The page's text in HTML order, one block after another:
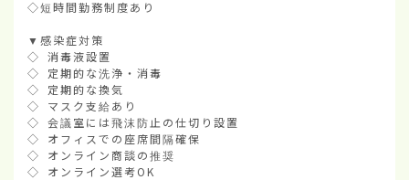
◇短時間勤務制度あり
▼感染症対策
◇ 消毒液設置
◇ 定期的な洗浄・消毒
◇ 定期的な換気
◇ マスク支給あり
◇ 会議室には飛沫防止の仕切り設置
◇ オフィスでの座席間隔確保
◇ オンライン商談の推奨
◇ オンライン選考OK